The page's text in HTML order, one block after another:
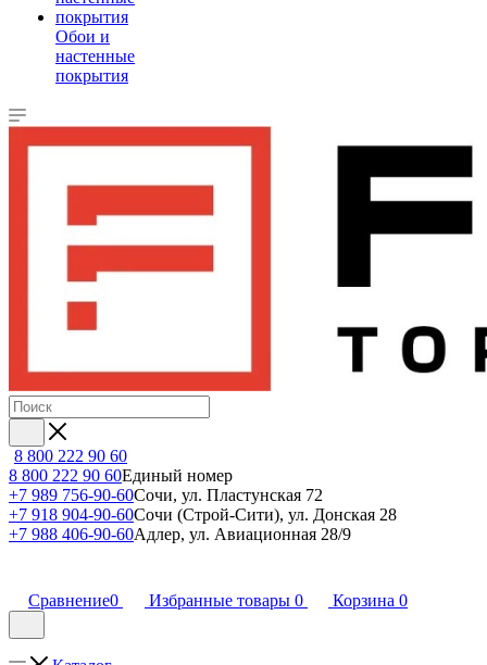
Обои и
настенные
покрытия
8 800 222 90 60
8 800 222 90 60Единый номер
+7 989 756-90-60Сочи, ул. Пластунская 72
+7 918 904-90-60Сочи (Строй-Сити), ул. Донская 28
+7 988 406-90-60Адлер, ул. Авиационная 28/9
Сравнение0 Избранные товары 0 Корзина 0